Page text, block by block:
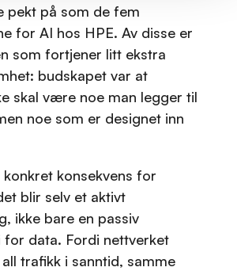
pekt på som de fem
for AI hos HPE. Av disse er
som fortjener litt ekstra
budskapet var at
skal være noe man legger til
noe som er designet inn
konsekvens for
blir selv et aktivt
ikke bare en passiv
for data. Fordi nettverket
trafikk i sanntid, samme